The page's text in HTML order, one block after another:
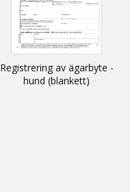
Registrering av ägarbyte -
hund (blankett)